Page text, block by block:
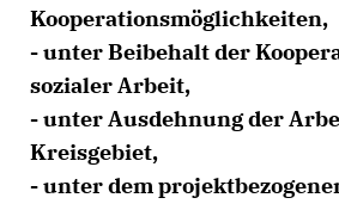
Kooperationsmöglichkeiten,
- unter Beibehalt der
sozialer Arbeit,
- unter Ausdehnung der
Kreisgebiet,
- unter dem